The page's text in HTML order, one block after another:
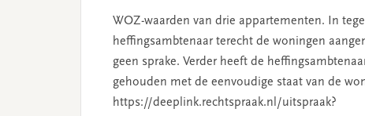
WOZ-waarden van drie appartementen. In
heffingsambtenaar terecht de woningen
geen sprake. Verder heeft de
gehouden met de eenvoudige staat van de
https://deeplink.rechtspraak.nl/uitspraak?